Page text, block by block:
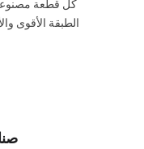
كل قطعة
الطبقة الأقوى